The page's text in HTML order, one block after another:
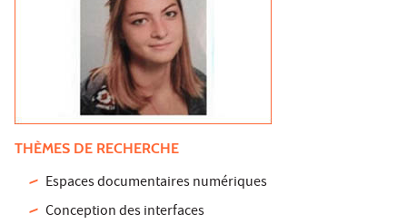
THÈMES DE RECHERCHE
Espaces documentaires numériques
Conception des interfaces